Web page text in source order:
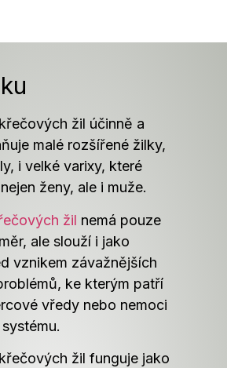
žil účinně a
malé rozšířené žilky,
i velké varixy, které
ženy, ale i muže.
žil nemá pouze
ale slouží i jako
vznikem závažnějších
ke kterým patří
vředy nebo nemoci
žil funguje jako